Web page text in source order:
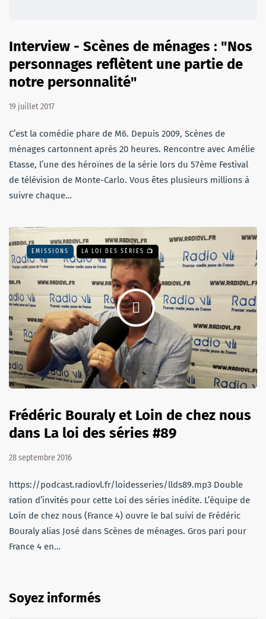
Interview - Scènes de ménages : "Nos
personnages reflètent une partie de
notre personnalité"
19 juillet 2017
C’est la comédie phare de M6. Depuis 2009, Scènes de
ménages cartonnent après 20 heures. Rencontre avec Amélie
Etasse, l’une des héroïnes de la série lors du 57ème Festival
de télévision de Monte-Carlo. Vous êtes plusieurs millions à
suivre chaque…
EMISSIONS LA LOI DES SÉRIES 📺
Frédéric Bouraly et Loin de chez nous
dans La loi des séries #89
28 septembre 2016
https://podcast.radiovl.fr/loidesseries/llds89.mp3 Double
ration d’invités pour cette Loi des séries inédite. L’équipe de
Loin de chez nous (France 4) ouvre le bal suivi de Frédéric
Bouraly alias José dans Scènes de ménages. Gros pari pour
France 4 en…
Soyez informés